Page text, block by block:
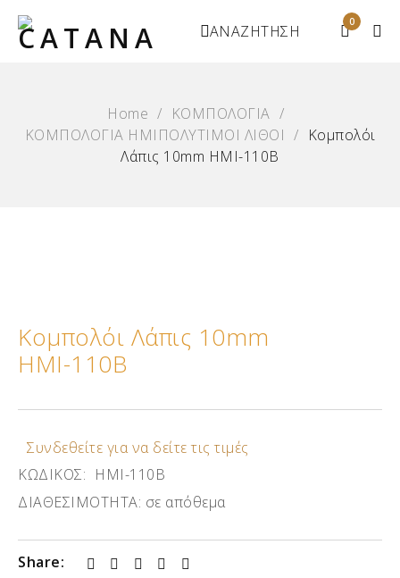
0
ΑΝΑΖΗΤΗΣΗ
Home / ΚΟΜΠΟΛΟΓΙΑ /
ΚΟΜΠΟΛΟΓΙΑ ΗΜΙΠΟΛΥΤΙΜΟΙ ΛΙΘΟΙ / Κομπολόι
Λάπις 10mm ΗΜΙ-110Β
Κομπολόι Λάπις 10mm
ΗΜΙ-110Β
Συνδεθείτε για να δείτε τις τιμές
ΚΩΔΙΚΟΣ: ΗΜΙ-110Β
ΔΙΑΘΕΣΙΜΟΤΗΤΑ: σε απόθεμα
Share: